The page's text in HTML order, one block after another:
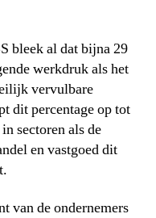
bleek al dat bijna 29
werkdruk als het
vervulbare
dit percentage op tot
sectoren als de
en vastgoed dit
van de ondernemers